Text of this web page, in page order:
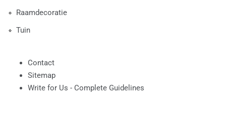
Raamdecoratie
Tuin
Contact
Sitemap
Write for Us - Complete Guidelines